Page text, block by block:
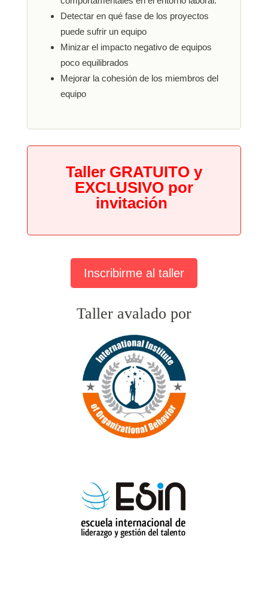
Detectar en qué fase de los proyectos
puede sufrir un equipo
Minizar el impacto negativo de equipos
poco equilibrados
Mejorar la cohesión de los miembros del
equipo
Taller GRATUITO y
EXCLUSIVO por
invitación
Inscribirme al taller
Taller avalado por